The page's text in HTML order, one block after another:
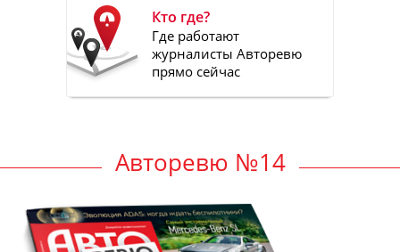
Кто где?
Где работают
журналисты Авторевю
прямо сейчас
Авторевю №14